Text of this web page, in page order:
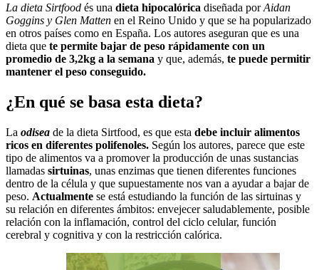
La dieta Sirtfood és una dieta hipocalórica diseñada porAidan
Goggins y Glen Matten en el Reino Unido y que se ha popularizado
en otros países como en España. Los autores aseguran que es una
dieta que te permite bajar de peso rápidamente con un
promedio de 3,2kg a la semana y que, además, te puede permitir
mantener el peso conseguido.
¿En qué se basa esta dieta?
La odisea de la dieta Sirtfood, es que esta debe incluir alimentos
ricos en diferentes polifenoles. Según los autores, parece que este
tipo de alimentos va a promover la producción de unas sustancias
llamadas sirtuinas, unas enzimas que tienen diferentes funciones
dentro de la célula y que supuestamente nos van a ayudar a bajar de
peso. Actualmente se está estudiando la función de las sirtuinas y
su relación en diferentes ámbitos: envejecer saludablemente, posible
relación con la inflamación, control del ciclo celular, función
cerebral y cognitiva y con la restricción calórica.